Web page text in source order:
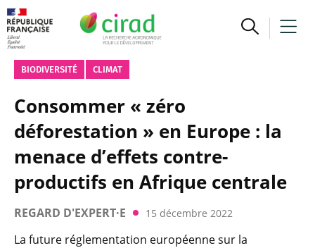
BIODIVERSITÉ CLIMAT
Consommer « zéro
déforestation » en Europe : la
menace d’effets contre-
productifs en Afrique centrale
REGARD D'EXPERT·E 15 décembre 2022
La future réglementation européenne sur la